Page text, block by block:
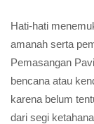
Hati-hati
amanah serta
Pemasangan
bencana atau
karena belum
dari segi